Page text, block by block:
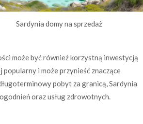
Sardynia domy na sprzedaż
może być również korzystną inwestycją
i może przynieść znaczące
pobyt za granicą, Sardynia
oraz usług zdrowotnych.